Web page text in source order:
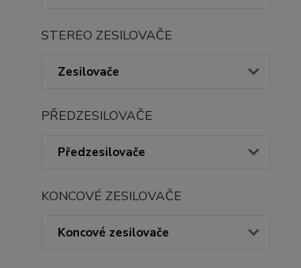
STEREO ZESILOVAČE
Zesilovače
PŘEDZESILOVAČE
Předzesilovače
KONCOVÉ ZESILOVAČE
Koncové zesilovače